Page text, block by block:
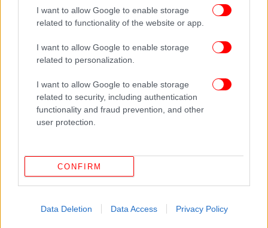
I want to allow Google to enable storage
related to functionality of the website or app.
I want to allow Google to enable storage
related to personalization.
I want to allow Google to enable storage
related to security, including authentication
functionality and fraud prevention, and other
user protection.
CONFIRM
Data Deletion Data Access Privacy Policy
ΠΕΡΙΣΣΟΤΕΡΑ ΒΙΝΤΕΟ
πρώτοι όλες τις ειδήσεις
Δείτε όλες τις τελευταίεςΕιδήσειςαπό την Ελλάδα και τον Κόσμο,
ΔΙΑΒΑΣΤΕ ΠΕΡΙΣΣΟΤΕΡΑ ΕΛΠΙΔΟΦΌΡΟΣ
ΑΡΧΙΕΠΊΣΚΟΠΟΣ ΑΜΕΡΙΚΉΣ